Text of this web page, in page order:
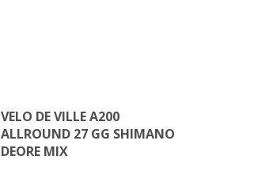
VELO DE VILLE A200
ALLROUND 27 GG SHIMANO
DEORE MIX